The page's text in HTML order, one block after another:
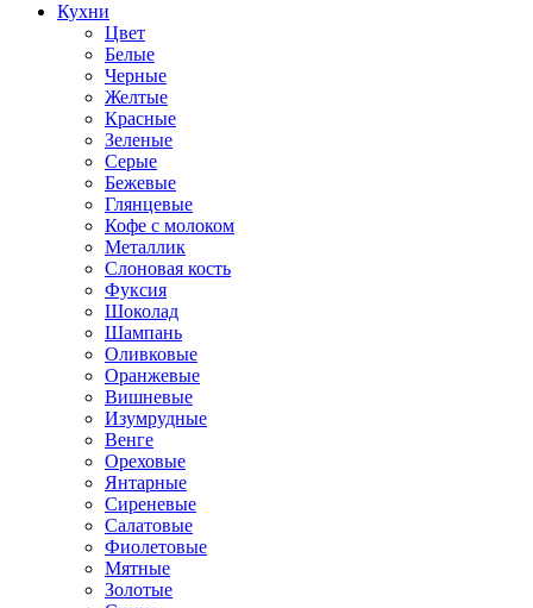
Кухни
Цвет
Белые
Черные
Желтые
Красные
Зеленые
Серые
Бежевые
Глянцевые
Кофе с молоком
Металлик
Слоновая кость
Фуксия
Шоколад
Шампань
Оливковые
Оранжевые
Вишневые
Изумрудные
Венге
Ореховые
Янтарные
Сиреневые
Салатовые
Фиолетовые
Мятные
Золотые